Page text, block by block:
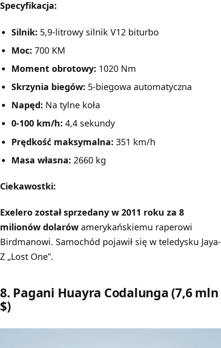
Specyfikacja:
Silnik: 5,9-litrowy silnik V12 biturbo
Moc: 700 KM
Moment obrotowy: 1020 Nm
Skrzynia biegów: 5-biegowa automatyczna
Napęd: Na tylne koła
0-100 km/h: 4,4 sekundy
Prędkość maksymalna: 351 km/h
Masa własna: 2660 kg
Ciekawostki:
Exelero został sprzedany w 2011 roku za 8
milionów dolarów amerykańskiemu raperowi
Birdmanowi. Samochód pojawił się w teledysku Jaya-
Z „Lost One”.
8. Pagani Huayra Codalunga (7,6 mln
$)